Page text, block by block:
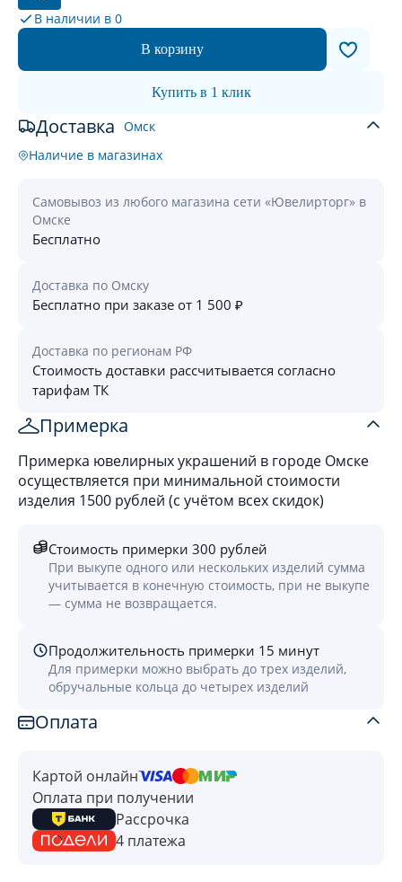
В наличии в 0
В корзину
Купить в 1 клик
Доставка Омск
Наличие в магазинах
Самовывоз из любого магазина сети «Ювелирторг» в
Омске
Бесплатно
Доставка по Омску
Бесплатно при заказе от 1 500 ₽
Доставка по регионам РФ
Стоимость доставки рассчитывается согласно
тарифам ТК
Примерка
Примерка ювелирных украшений в городе Омске
осуществляется при минимальной стоимости
изделия 1500 рублей (с учётом всех скидок)
Стоимость примерки 300 рублей
При выкупе одного или нескольких изделий сумма
учитывается в конечную стоимость, при не выкупе
— сумма не возвращается.
Продолжительность примерки 15 минут
Для примерки можно выбрать до трех изделий,
обручальные кольца до четырех изделий
Оплата
Картой онлайн
Оплата при получении
Рассрочка
4 платежа